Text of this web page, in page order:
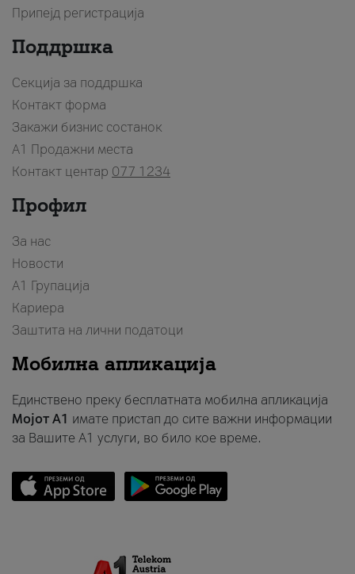
Припејд регистрација
Поддршка
Секција за поддршка
Контакт форма
Закажи бизнис состанок
A1 Продажни места
Контакт центар 077 1234
Профил
За нас
Новости
А1 Групација
Кариера
Заштита на лични податоци
Мобилна апликација
Единствено преку бесплатната мобилна апликација
Мојот A1 имате пристап до сите важни информации
за Вашите A1 услуги, во било кое време.